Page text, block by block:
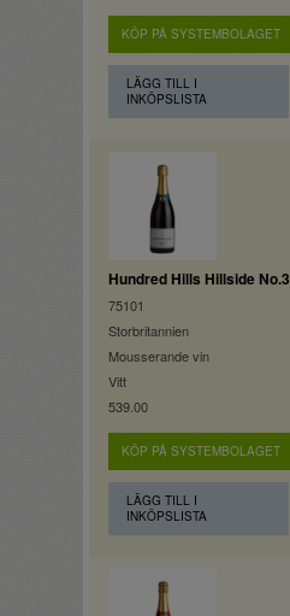
KÖP PÅ SYSTEMBOLAGET
LÄGG TILL I
INKÖPSLISTA
Hundred Hills Hillside No.3
75101
Storbritannien
Mousserande vin
Vitt
539.00
KÖP PÅ SYSTEMBOLAGET
LÄGG TILL I
INKÖPSLISTA